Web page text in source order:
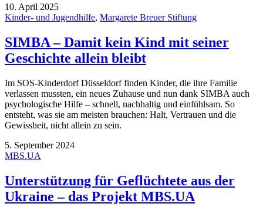
10. April 2025
Kinder- und Jugendhilfe, Margarete Breuer Stiftung
SIMBA – Damit kein Kind mit seiner
Geschichte allein bleibt
Im SOS-Kinderdorf Düsseldorf finden Kinder, die ihre Familie
verlassen mussten, ein neues Zuhause und nun dank SIMBA auch
psychologische Hilfe – schnell, nachhaltig und einfühlsam. So
entsteht, was sie am meisten brauchen: Halt, Vertrauen und die
Gewissheit, nicht allein zu sein.
5. September 2024
MBS.UA
Unterstützung für Geflüchtete aus der
Ukraine – das Projekt MBS.UA